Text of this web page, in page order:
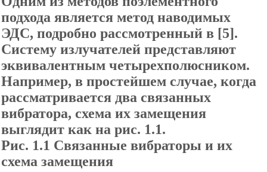
подхода является метод наводимых
ЭДС, подробно рассмотренный в [5].
Систему излучателей представляют
эквивалентным четырехполюсником.
Например, в простейшем случае, когда
рассматривается два связанных
вибратора, схема их замещения
выглядит как на рис. 1.1.
Рис. 1.1 Связанные вибраторы и их
схема замещения